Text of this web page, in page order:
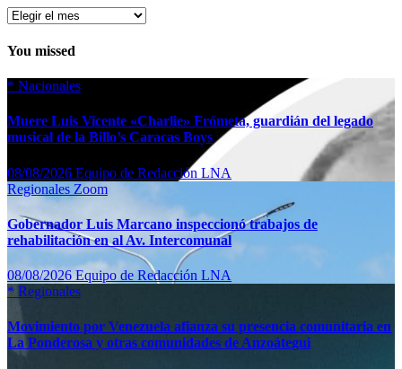
Archivo
noticias
You missed
* Nacionales
Muere Luis Vicente «Charlie» Frómeta, guardián del legado
musical de la Billo’s Caracas Boys
08/08/2026 Equipo de Redacción LNA
Regionales Zoom
Gobernador Luis Marcano inspeccionó trabajos de
rehabilitación en al Av. Intercomunal
08/08/2026Equipo de Redacción LNA
* Regionales
Movimiento por Venezuela afianza su presencia comunitaria en
La Ponderosa y otras comunidades de Anzoátegui